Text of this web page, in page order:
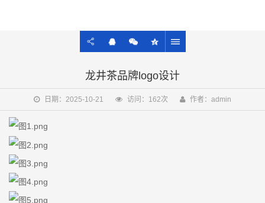
龙井茶品牌logo设计
日期：2025-10-21 访问：162次 作者：admin